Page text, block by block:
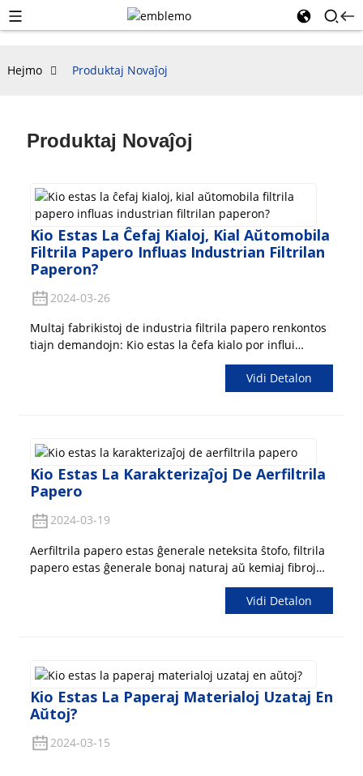
Hejmo Produktaj Novaĵoj
Produktaj Novaĵoj
Kio Estas La Ĉefaj Kialoj, Kial Aŭtomobila
Filtrila Papero Influas Industrian Filtrilan
Paperon?
2024-03-26
Multaj fabrikistoj de industria filtrila papero renkontos
tiajn demandojn: Kio estas la ĉefa kialo por influi
industrian filtrilan paperan filtradon?Kun la evoluo de
scienco kaj teknologio, ekzistas pli kaj pli da filtrilaj
Vidi Detalon
Kio Estas La Karakterizaĵoj De Aerfiltrila
Papero
2024-03-19
Aerfiltrila papero estas ĝenerale neteksita ŝtofo, filtrila
papero estas ĝenerale bonaj naturaj aŭ kemiaj fibroj
materialoj, produktoj uzas ultrafajnan vitrofibran
aerfiltrilon, iuj militaj produktoj uzas naturan bluan
asbestan fibron filtrilpaperon, kvankam toksa...
Vidi Detalon
Kio Estas La Paperaj Materialoj Uzataj En
Aŭtoj?
2024-03-15